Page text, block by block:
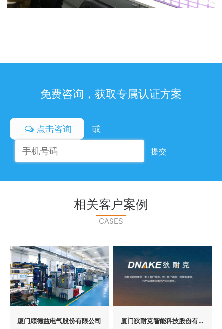
免费咨询，获取专属认证方案
点击咨询 或
提交
相关客户案例
CASES
厦门顾德益电气股份有限公司 厦门狄耐克智能科技股份有限公司